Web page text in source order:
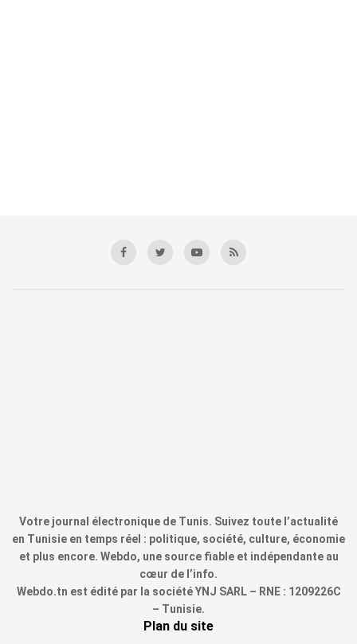
Votre journal électronique de Tunis. Suivez toute l’actualité
en Tunisie en temps réel : politique, société, culture, économie
et plus encore. Webdo, une source fiable et indépendante au
cœur de l’info.
Webdo.tn est édité par la société YNJ SARL – RNE : 1209226C
– Tunisie.
Plan du site